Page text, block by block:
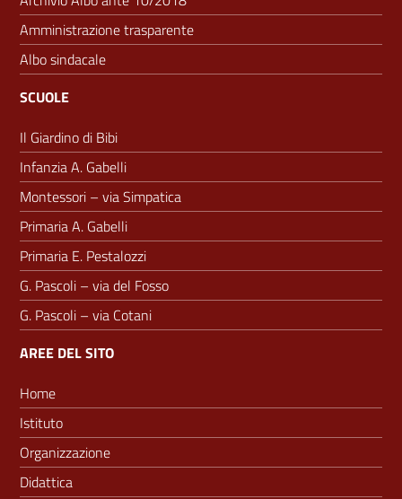
Amministrazione trasparente
Albo sindacale
SCUOLE
Il Giardino di Bibi
Infanzia A. Gabelli
Montessori – via Simpatica
Primaria A. Gabelli
Primaria E. Pestalozzi
G. Pascoli – via del Fosso
G. Pascoli – via Cotani
AREE DEL SITO
Home
Istituto
Organizzazione
Didattica